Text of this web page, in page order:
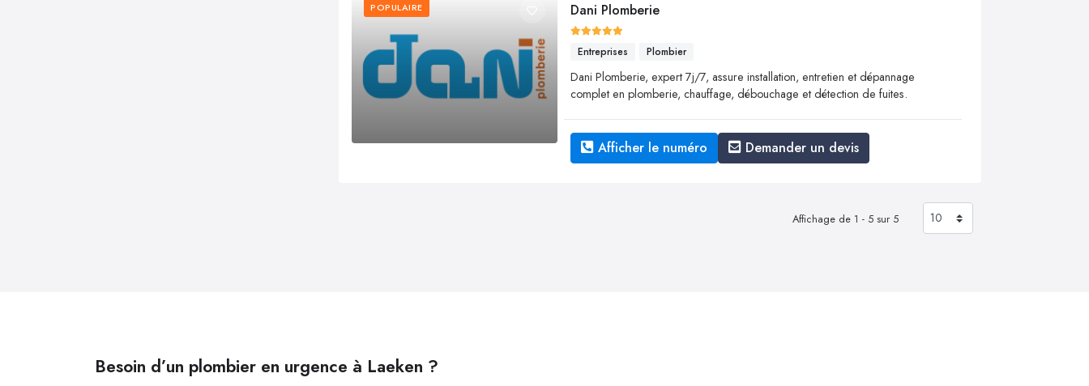
POPULAIRE Dani Plomberie
Entreprises Plombier
Dani Plomberie, expert 7j/7, assure installation, entretien et dépannage
complet en plomberie, chauffage, débouchage et détection de fuites.
Afficher le numéro Demander un devis
Affichage de 1 - 5 sur 5
Besoin d’un plombier en urgence à Laeken ?